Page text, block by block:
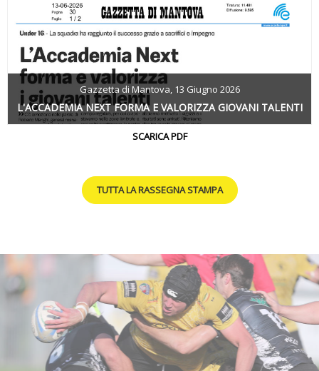
Gazzetta di Mantova, 13 Giugno 2026
L'ACCADEMIA NEXT FORMA E VALORIZZA GIOVANI TALENTI
SCARICA PDF
TUTTA LA RASSEGNA STAMPA